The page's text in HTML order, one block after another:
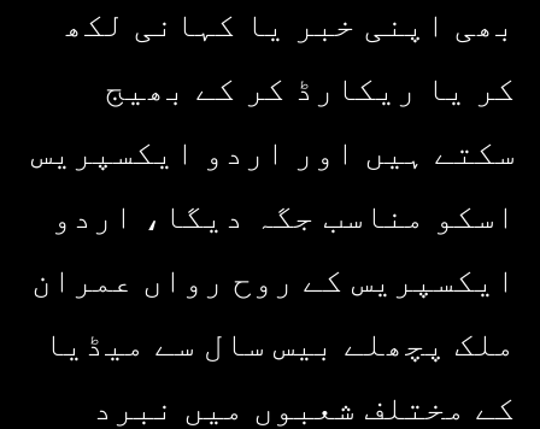
بھی اپنی خبر یا کہانی لکھ
کر یا ریکارڈ کر کے بھیج
سکتے ہیں اور اردو ایکسپریس
اسکو مناسب جگہ دیگا، اردو
ایکسپریس کے روح رواں عمران
ملک پچھلے بیس سال سے میڈیا
کے مختلف شعبوں میں نبرد